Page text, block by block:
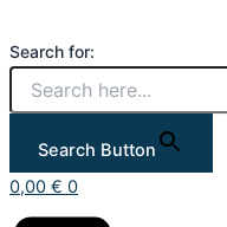
Search for:
Search Button
0,00 € 0